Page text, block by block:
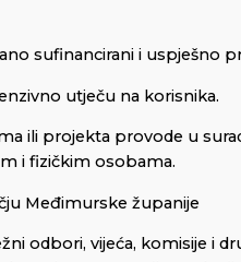
sufinancirani i uspješno
utječu na korisnika.
ili projekta provode u
i fizičkim osobama.
Međimurske županije
odbori, vijeća, komisije i